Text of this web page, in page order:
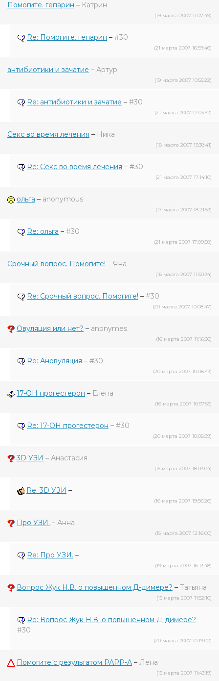
Помогите. гепарин – Катрин
(19 марта 2007 11:07:49)
Re: Помогите. гепарин – #30
(21 марта 2007 16:59:46)
антибиотики и зачатие – Артур
(19 марта 2007 10:55:22)
Re: антибиотики и зачатие – #30
(21 марта 2007 17:03:52)
Секс во время лечения – Ника
(18 марта 2007 13:38:41)
Re: Секс во время лечения – #30
(21 марта 2007 17:14:10)
ольга – anonymous
(17 марта 2007 18:21:53)
Re: ольга – #30
(21 марта 2007 17:09:58)
Срочный вопрос. Помогите! – Яна
(16 марта 2007 11:50:34)
Re: Срочный вопрос. Помогите! – #30
(20 марта 2007 10:08:47)
Овуляция или нет? – anonymes
(16 марта 2007 11:16:36)
Re: Ановуляция – #30
(20 марта 2007 10:08:43)
17-OH прогестерон – Елена
(16 марта 2007 10:57:55)
Re: 17-OH прогестерон – #30
(20 марта 2007 10:08:39)
3D УЗИ – Анастасия
(15 марта 2007 18:03:04)
Re: 3D УЗИ –
(16 марта 2007 19:56:26)
Про УЗИ. – Анна
(15 марта 2007 12:16:00)
Re: Про УЗИ. –
(19 марта 2007 16:13:48)
Вопрос Жук Н.В. о повышенном Д-димере? – Татьяна
(15 марта 2007 11:52:10)
Re: Вопрос Жук Н.В. о повышенном Д-димере? –
#30
(20 марта 2007 10:19:02)
Помогите с результатом РАРР-А – Лена
(15 марта 2007 11:43:19)